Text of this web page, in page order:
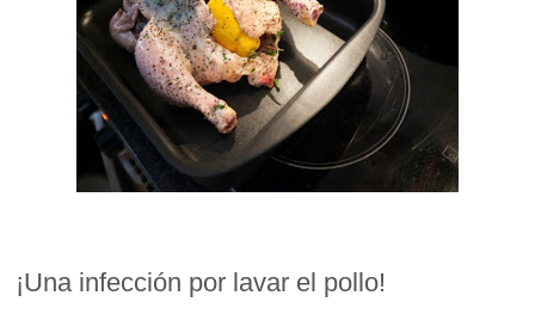
¡Una infección por lavar el pollo!